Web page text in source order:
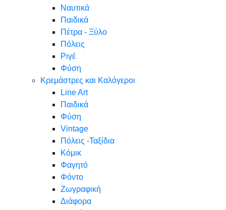
Ναυτικά
Παιδικά
Πέτρα - Ξύλο
Πόλεις
Ριγέ
Φύση
Κρεμάστρες και Καλόγεροι
Line Art
Παιδικά
Φύση
Vintage
Πόλεις -Ταξίδια
Κόμικ
Φαγητό
Φόντο
Ζωγραφική
Διάφορα